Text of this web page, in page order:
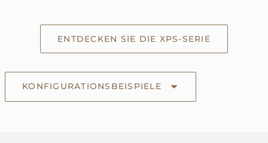
ENTDECKEN SIE DIE XPS-SERIE
KONFIGURATIONSBEISPIELE